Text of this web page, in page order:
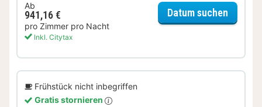
Ab
941,16 €
pro Zimmer pro Nacht
Inkl. Citytax
Datum suchen
Frühstück nicht inbegriffen
Gratis stornieren